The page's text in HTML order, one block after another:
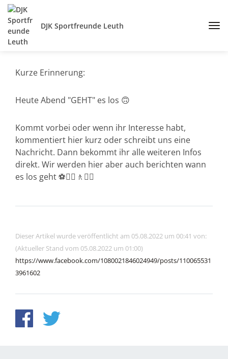
DJK Sportfreunde Leuth
Kurze Erinnerung:
Heute Abend "GEHT" es los 🙃
Kommt vorbei oder wenn ihr Interesse habt,
kommentiert hier kurz oder schreibt uns eine
Nachricht. Dann bekommt ihr alle weiteren Infos
direkt. Wir werden hier aber auch berichten wann
es los geht ⚽️🚶‍♂️🚶🚶‍♀️
Dieser Artikel wurde veröffentlicht am 05.08.2022 um 00:41 von:
(Aktueller Stand vom 05.08.2022 um 01:00)
https://www.facebook.com/1080021846024949/posts/110065531
3961602